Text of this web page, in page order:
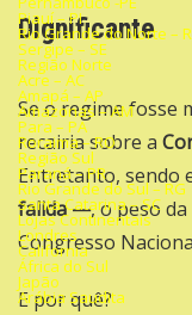
Dignificante
Se o regime fosse
recairia sobre a
Entretanto, sendo
falida —, o peso
Congresso
E por quê?
Piauí – PI
Rio Grande do Norte –
Sergipe – SE
Região Norte
Acre – AC
Amapá – AP
Amazonas – AM
Para – PA
Roraima – RO
Região Sul
Paraná – PR
Rio Grande do Sul – RG
Santa Catarina – SC
Lojas Continentais
Londres
California
África do Sul
Japão
Arábia Saudita